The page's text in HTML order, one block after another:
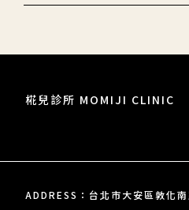
椛兒診所 MOMIJI CLINIC
ADDRESS：台北市大安區敦化